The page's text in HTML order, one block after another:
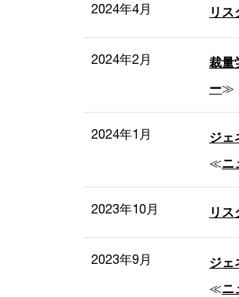
2024年4月 リ
2024年2月 裁量
ー≫
2024年1月 ジェ
≪ニ
2023年10月 リ
2023年9月 ジェ
≪ニ